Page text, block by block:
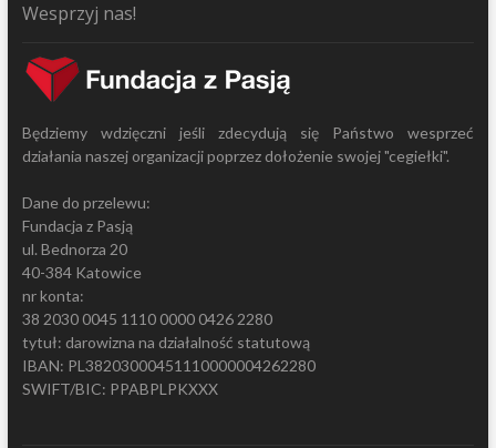
Wesprzyj nas!
Będziemy wdzięczni jeśli zdecydują się Państwo wesprzeć
działania naszej organizacji poprzez dołożenie swojej "cegiełki".
Dane do przelewu:
Fundacja z Pasją
ul. Bednorza 20
40-384 Katowice
nr konta:
38 2030 0045 1110 0000 0426 2280
tytuł: darowizna na działalność statutową
IBAN: PL38203000451110000004262280
SWIFT/BIC: PPABPLPKXXX